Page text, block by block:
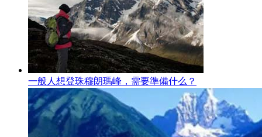
一般人想登珠穆朗瑪峰，需要準備什么？